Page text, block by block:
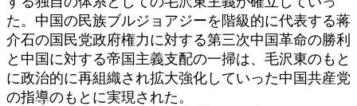
た。中国の民族ブルジョアジーを階級的に代表する蒋
介石の国民党政府権力に対する第三次中国革命の勝利
と中国に対する帝国主義支配の一掃は、毛沢東のもと
に政治的に再組織され拡大強化していった中国共産党
の指導のもとに実現された。